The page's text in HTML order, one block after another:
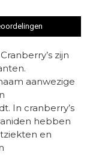
Cranberry’s zijn
aanwezige
In cranberry’s
hebben
en